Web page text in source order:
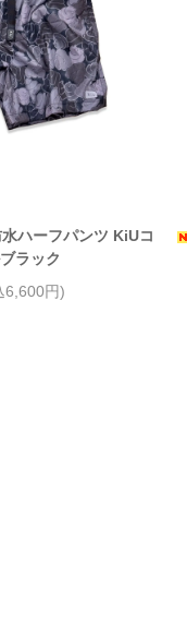
ハーフパンツ KiUコ
ラック
6,600円)